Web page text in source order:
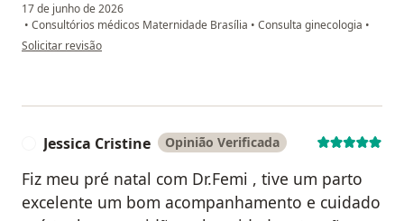
17 de junho de 2026
• Consultórios médicos Maternidade Brasília • Consulta ginecologia •
na opinião do utilizador L.B
Solicitar revisão
Jessica Cristine Opinião Verificada
Fiz meu pré natal com Dr.Femi , tive um parto
excelente um bom acompanhamento e cuidado